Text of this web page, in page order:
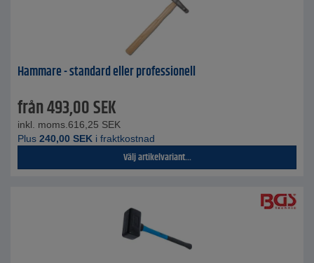
Hammare - standard eller professionell
från493,00SEK
inkl. moms. 616,25 SEK
Plus 240,00 SEK i fraktkostnad
Välj artikelvariant...